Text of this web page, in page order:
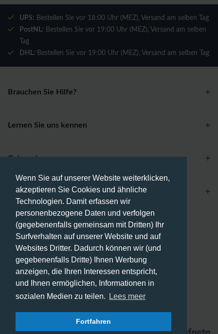
Wenn Sie auf unserer Website weiterklicken,
akzeptieren Sie Cookies und ähnliche
Technologien. Damit erfassen wir
personenbezogene Daten und verfolgen
(gegebenenfalls gemeinsam mit Dritten) Ihr
Surfverhalten auf unserer Website und auf
Websites Dritter. Dadurch können wir (und
gegebenenfalls Dritte) Ihnen Werbung
anzeigen, die Ihren Interessen entspricht,
und Ihnen ermöglichen, Informationen in
sozialen Medien zu teilen.
Lees meer
Fortfahren
UPS: Bestellen Sie vor 18:00 Uhr (MEZ), Versand am selben Tag
PostNL: Bestellen Sie vor 19:00 Uhr (MEZ), Versand am selben
Tag
DHL: Bestellen Sie vor 19:00 Uhr (MEZ), Versand am selben Tag
Brauchen Sie Hilfe?
Lernen Sie uns kennen
Zahlungsmethoden
Versandmethoden
Categories
Account